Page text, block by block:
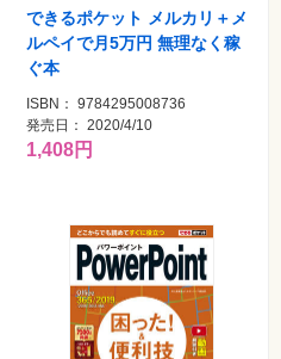
できるポケット メルカリ＋メ
ルペイで月5万円 無理なく稼
ぐ本
ISBN： 9784295008736
発売日： 2020/4/10
1,408円